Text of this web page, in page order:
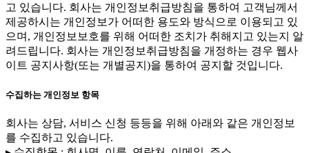
고 있습니다. 회사는 개인정보취급방침을 통하여 고객님께서
제공하시는 개인정보가 어떠한 용도와 방식으로 이용되고 있
으며, 개인정보보호를 위해 어떠한 조치가 취해지고 있는지 알
려드립니다. 회사는 개인정보취급방침을 개정하는 경우 웹사
이트 공지사항(또는 개별공지)을 통하여 공지할 것입니다.
수집하는 개인정보 항목
회사는 상담, 서비스 신청 등등을 위해 아래와 같은 개인정보
를 수집하고 있습니다.